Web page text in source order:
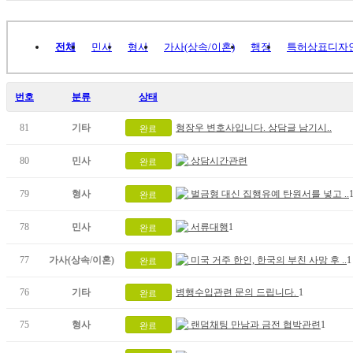
전체 민사 형사 가사(상속/이혼) 행정 특허상표디자
번호 분류 상태
81 기타 완료 형장우 변호사입니다. 상담글 남기시..
80 민사 완료 상담시간관련
79 형사 완료 벌금형 대신 집행유예 탄원서를 넣고 .. 1
78 민사 완료 서류대행1
77 가사(상속/이혼) 완료 미국 거주 한인, 한국의 부친 사망 후 .. 1
76 기타 완료 병행수입관련 문의 드립니다. 1
75 형사 완료 랜덤채팅 만남과 금전 협박관련1